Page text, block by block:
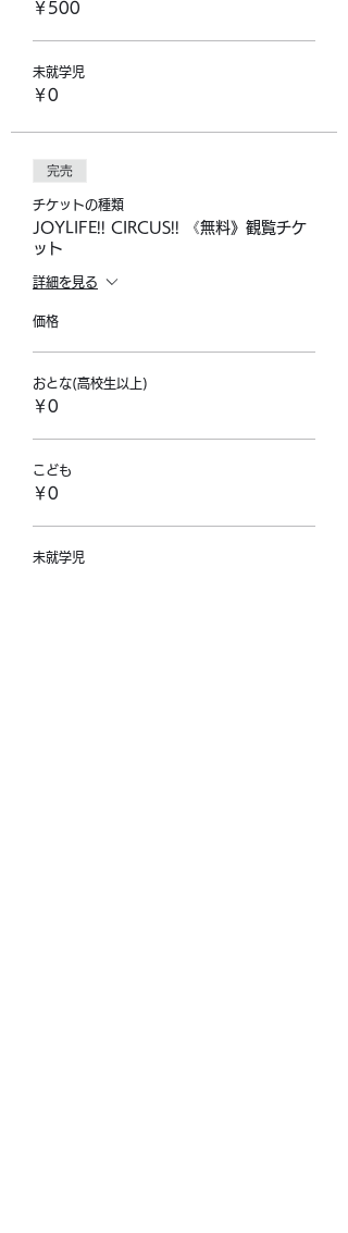
￥500
未就学児
￥0
完売
チケットの種類
JOYLIFE!! CIRCUS!! 《無料》観覧チケ
ット
詳細を見る
価格
おとな(高校生以上)
￥0
こども
￥0
未就学児